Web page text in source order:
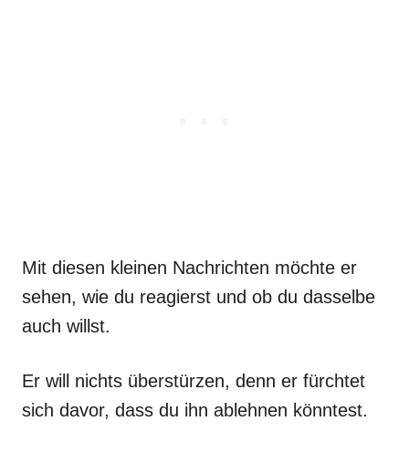
Mit diesen kleinen Nachrichten möchte er
sehen, wie du reagierst und ob du dasselbe
auch willst.
Er will nichts überstürzen, denn er fürchtet
sich davor, dass du ihn ablehnen könntest.